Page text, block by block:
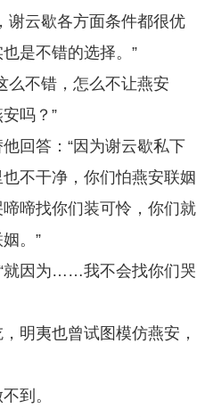
谢云歇各方面条件都很优
是不错的选择。”
么不错，怎么不让燕安
吗？”
回答：“因为谢云歇私下
不干净，你们怕燕安联姻
啼找你们装可怜，你们就
。”
就因为……我不会找你们哭
明夷也曾试图模仿燕安，
到。